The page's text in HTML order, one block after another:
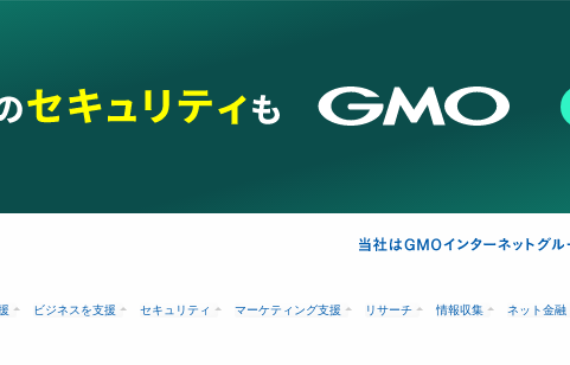
ビジネスを支援 セキュリティ マーケティング支援 リサーチ 情報収集 ネット金融